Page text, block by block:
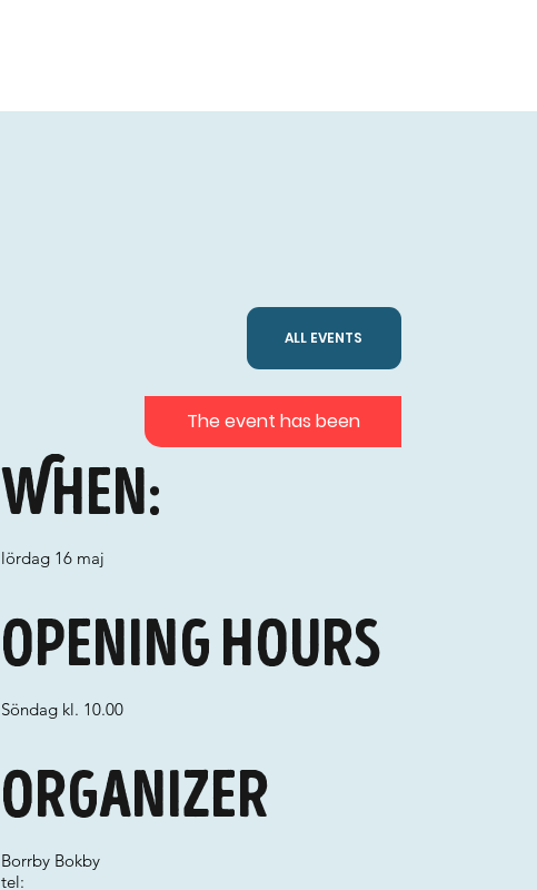
ALL EVENTS
When:
lördag 16 maj
Organizer
Borrby Bokby
tel:
Opening hours
Söndag kl. 10.00
The event has been